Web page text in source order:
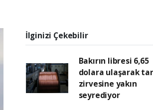
İlginizi Çekebilir
Bakırın libresi 6,65
dolara ulaşarak
zirvesine yakın
seyrediyor